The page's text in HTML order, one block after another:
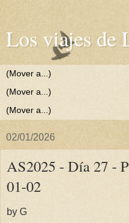
Los viajes de
02/01/2026
AS2025 - Día 27 -
01-02
by G